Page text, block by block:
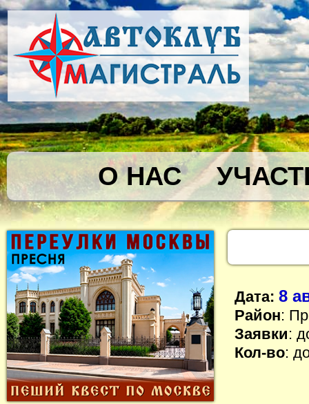
О НАС
Дата: 8
Район:
Заявки:
Кол-во: